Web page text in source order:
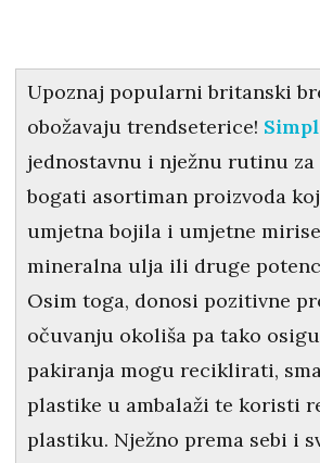
Upoznaj popularni britanski
obožavaju trendseterice!
jednostavnu i nježnu rutinu
bogati asortiman proizvoda
umjetna bojila i umjetne
mineralna ulja ili druge
Osim toga, donosi pozitivne
očuvanju okoliša pa tako
pakiranja mogu reciklirati,
plastike u ambalaži te koristi
plastiku. Nježno prema sebi i